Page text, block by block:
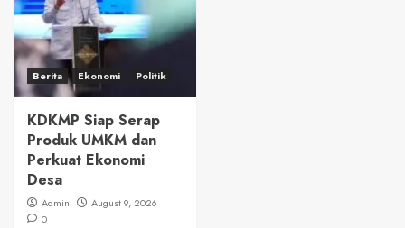
Berita Ekonomi Politik
KDKMP Siap Serap
Produk UMKM dan
Perkuat Ekonomi
Desa
Admin
August 9, 2026
0